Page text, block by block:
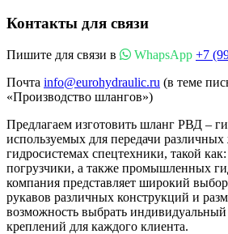
Контакты для связи
Пишите для связи в WhapsApp +7
Почта info@eurohydraulic.ru (в теме
«Производство шлангов»)
Предлагаем изготовить шланг РВД –
используемых для передачи различных
гидросистемах спецтехники, такой
погрузчики, а также промышленных
компания представляет широкий
рукавов различных конструкций и
возможность выбрать
креплений для каждого клиента.